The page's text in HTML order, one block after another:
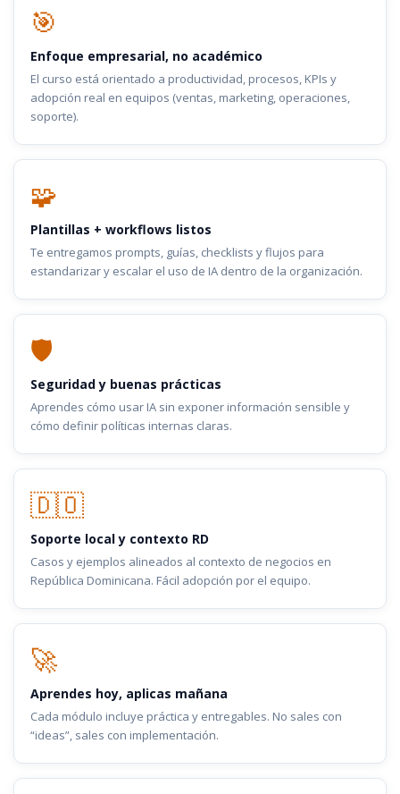
🎯
Enfoque empresarial, no académico
El curso está orientado a productividad, procesos, KPIs y
adopción real en equipos (ventas, marketing, operaciones,
soporte).
🧩
Plantillas + workflows listos
Te entregamos prompts, guías, checklists y flujos para
estandarizar y escalar el uso de IA dentro de la organización.
🛡️
Seguridad y buenas prácticas
Aprendes cómo usar IA sin exponer información sensible y
cómo definir políticas internas claras.
🇩🇴
Soporte local y contexto RD
Casos y ejemplos alineados al contexto de negocios en
República Dominicana. Fácil adopción por el equipo.
🚀
Aprendes hoy, aplicas mañana
Cada módulo incluye práctica y entregables. No sales con
“ideas”, sales con implementación.